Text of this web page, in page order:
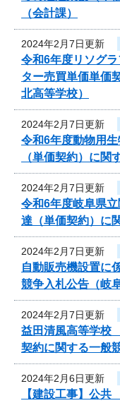
（会計課）
2024年2月7日更新
令和6年度リソグ
ター売買単価単価
北高等学校）
2024年2月7日更新
令和6年度動物用
（単価契約）に関
2024年2月7日更新
令和6年度岐阜県
達（単価契約）に
2024年2月7日更新
自動販売機設置に
競争入札公告（岐
2024年2月7日更新
益田清風高等学校
契約に関する一般
2024年2月6日更新
【建設工事】公